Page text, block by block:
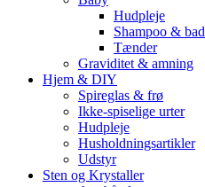
Hudpleje
Shampoo & bad
Tænder
Graviditet & amning
Hjem & DIY
Spireglas & frø
Ikke-spiselige urter
Hudpleje
Husholdningsartikler
Udstyr
Sten og Krystaller